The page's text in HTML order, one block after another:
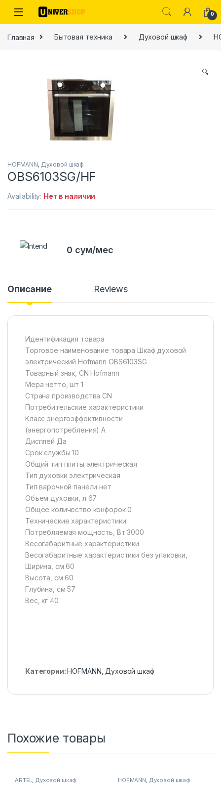
Skip to navigation
Skip to content
0
Главная Бытовая техника Духовой шкаф
🔍
HOFMANN, Духовой шкаф
OBS6103SG/HF
Availability: Нет в наличии
0 сум/мес
Описание Reviews
Идентификация товара
Торговое наименование товара Шкаф духовой
электрический Hofmann OBS6103SG
Товарный знак, CN Hofmann
Мера нетто, шт 1
Страна производства CN
Потребительские характеристики
Класс энергоэффективности
(энергопотребления) А
Дисплей Да
Срок службы 10
Общий тип плиты электрическая
Тип духовки электрическая
Тип варочной панели нет
Объем духовки, л 67
Общее количество конфорок 0
Технические характеристики
Потребляемая мощность, Вт 3000
Весогабаритные характеристики
Весогабаритные характеристики без упаковки,
Ширина, см 60
Высота, см 60
Глубина, см 57
Вес, кг 40
Категории:HOFMANN Духовой шкаф
Похожие товары
ARTEL, Духовой шкаф HOFMANN, Духовой шкаф